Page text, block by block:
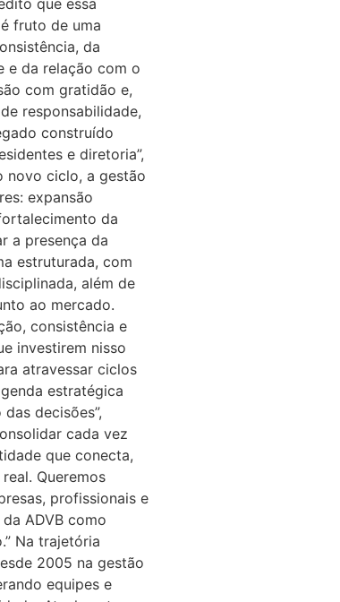
que essa
fruto de uma
da
e da relação com o
com gratidão e,
responsabilidade,
construído
e diretoria”,
novo ciclo, a gestão
expansão
da
a presença da
estruturada, com
além de
ao mercado.
consistência e
investirem nisso
atravessar ciclos
estratégica
decisões”,
cada vez
que conecta,
Queremos
profissionais e
ADVB como
Na trajetória
2005 na gestão
equipes e